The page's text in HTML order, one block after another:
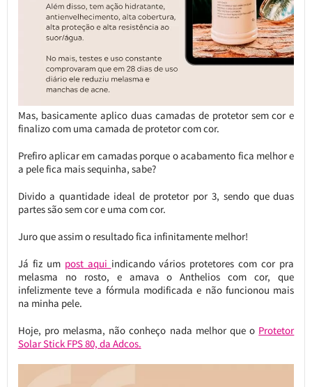
Mas, basicamente aplico duas camadas de protetor sem cor e
finalizo com uma camada de protetor com cor.
Prefiro aplicar em camadas porque o acabamento fica melhor e
a pele fica mais sequinha, sabe?
Divido a quantidade ideal de protetor por 3, sendo que duas
partes são sem cor e uma com cor.
Juro que assim o resultado fica infinitamente melhor!
Já fiz um post aqui indicando vários protetores com cor pra
melasma no rosto, e amava o Anthelios com cor, que
infelizmente teve a fórmula modificada e não funcionou mais
na minha pele.
Hoje, pro melasma, não conheço nada melhor que o Protetor
Solar Stick FPS 80, da Adcos.